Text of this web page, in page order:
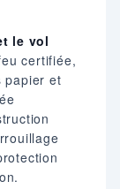
le vol
certifiée,
papier et